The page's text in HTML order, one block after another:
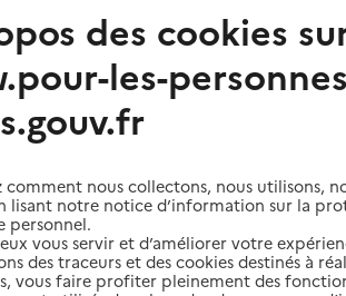
Paul
de l'annuaire
Saint-Paul
2026
autour de Rezé
des cookies
les-
comment nous collectons, nous utilisons,
lisant notre notice d’information sur la
personnel.
vous servir et d’améliorer votre
des traceurs et des cookies destinés à
vous faire profiter pleinement des